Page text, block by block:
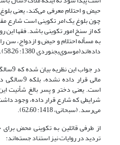
حیض و احتلام معرفی می‌کند، یعنی
چون بلوغ یک امر تکوینی است شارع
که از سنخ امور تکوینی باشد. فقها این
به مسأله احتلام و حیض و ازدواج، سن
داده‌اند(موسوی‌بجنوردی, 1380: 26–58).
در
مالی قرار
است. یعنی دختر و پسر بالغ شأنیت
شرایطی که شارع قرار داده، وجود
می‌رسد. (سبحانی، 1418: 60–62).
از طرفی قائلین به تکوینی محض
تردید در روایات نیز استناد جسته‌اند: